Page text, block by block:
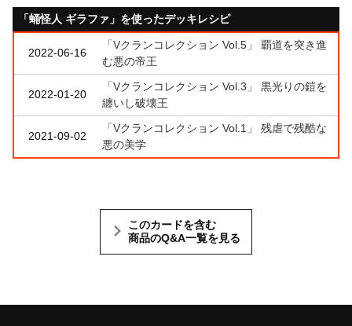
「蛹怪人 ギラファ」を使ったデッキレシピ
2022-06-16
「Vクランコレクション Vol.5」 覇道を突き進
む悪の帝王
2022-01-20
「Vクランコレクション Vol.3」 黒光りの鎧を
纏いし破壊王
2021-09-02
「Vクランコレクション Vol.1」 残虐で残酷な
悪の美学
このカードを含む
商品のQ&A一覧を見る